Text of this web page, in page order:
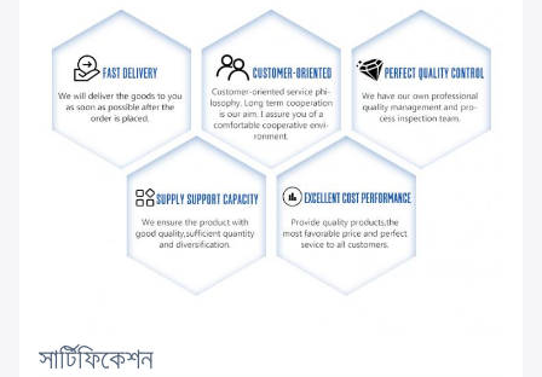
সার্টিফিকেশন